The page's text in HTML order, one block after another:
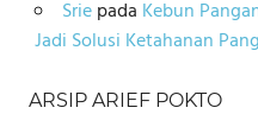
Sriepada Kebun
Jadi Solusi Ketahanan
ARSIP ARIEF POKTO